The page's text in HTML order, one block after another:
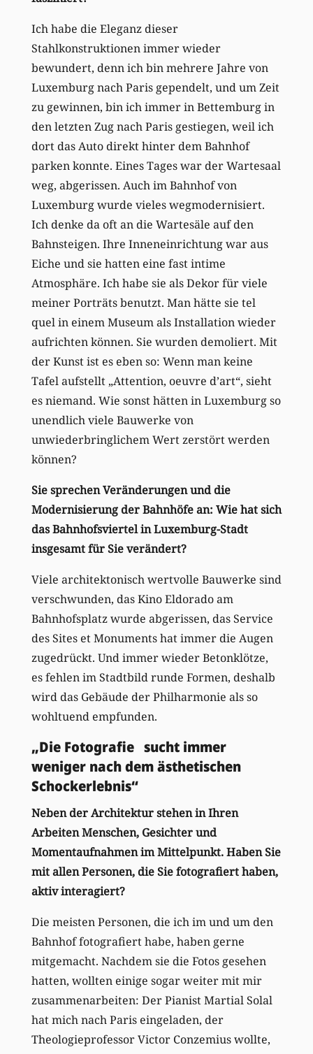
Ich habe die Eleganz dieser
Stahlkonstruktionen immer wieder
bewundert, denn ich bin mehrere Jahre von
Luxemburg nach Paris gependelt, und um Zeit
zu gewinnen, bin ich immer in Bettemburg in
den letzten Zug nach Paris gestiegen, weil ich
dort das Auto direkt hinter dem Bahnhof
parken konnte. Eines Tages war der Wartesaal
weg, abgerissen. Auch im Bahnhof von
Luxemburg wurde vieles wegmodernisiert.
Ich denke da oft an die Wartesäle auf den
Bahnsteigen. Ihre Inneneinrichtung war aus
Eiche und sie hatten eine fast intime
Atmosphäre. Ich habe sie als Dekor für viele
meiner Porträts benutzt. Man hätte sie tel
quel in einem Museum als Installation wieder
aufrichten können. Sie wurden demoliert. Mit
der Kunst ist es eben so: Wenn man keine
Tafel aufstellt „Attention, oeuvre d’art“, sieht
es niemand. Wie sonst hätten in Luxemburg so
unendlich viele Bauwerke von
unwiederbringlichem Wert zerstört werden
können?
Sie sprechen Veränderungen und die
Modernisierung der Bahnhöfe an: Wie hat sich
das Bahnhofsviertel in Luxemburg-Stadt
insgesamt für Sie verändert?
Viele architektonisch wertvolle Bauwerke sind
verschwunden, das Kino Eldorado am
Bahnhofsplatz wurde abgerissen, das Service
des Sites et Monuments hat immer die Augen
zugedrückt. Und immer wieder Betonklötze,
es fehlen im Stadtbild runde Formen, deshalb
wird das Gebäude der Philharmonie als so
wohltuend empfunden.
„Die Fotografie sucht immer
weniger nach dem ästhetischen
Schockerlebnis“
Neben der Architektur stehen in Ihren
Arbeiten Menschen, Gesichter und
Momentaufnahmen im Mittelpunkt. Haben Sie
mit allen Personen, die Sie fotografiert haben,
aktiv interagiert?
Die meisten Personen, die ich im und um den
Bahnhof fotografiert habe, haben gerne
mitgemacht. Nachdem sie die Fotos gesehen
hatten, wollten einige sogar weiter mit mir
zusammenarbeiten: Der Pianist Martial Solal
hat mich nach Paris eingeladen, der
Theologieprofessor Victor Conzemius wollte,